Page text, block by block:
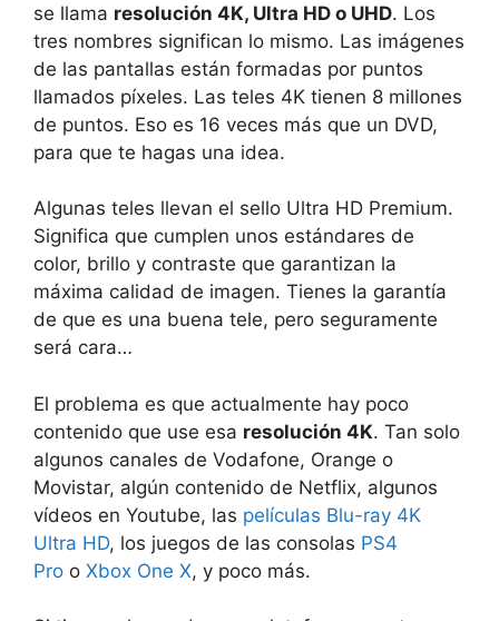
se llama resolución 4K, Ultra HD o UHD. Los
tres nombres significan lo mismo. Las imágenes
de las pantallas están formadas por puntos
llamados píxeles. Las teles 4K tienen 8 millones
de puntos. Eso es 16 veces más que un DVD,
para que te hagas una idea.
Algunas teles llevan el sello Ultra HD Premium.
Significa que cumplen unos estándares de
color, brillo y contraste que garantizan la
máxima calidad de imagen. Tienes la garantía
de que es una buena tele, pero seguramente
será cara…
El problema es que actualmente hay poco
contenido que use esa resolución 4K. Tan solo
algunos canales de Vodafone, Orange o
Movistar, algún contenido de Netflix, algunos
vídeos en Youtube, las películas Blu-ray 4K
Ultra HD, los juegos de las consolas PS4
Pro o Xbox One X, y poco más.